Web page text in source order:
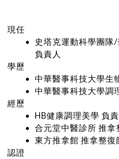
現任
史塔克運動科學團隊
負責人
學歷
中華醫事科技大學生
中華醫事科技大學調
經歷
HB健康調理美學 負
合元堂中醫診所 推
東方推拿館 推拿整復
認證